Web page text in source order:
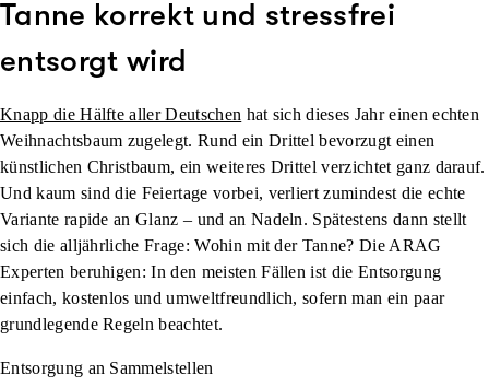
Tanne korrekt und stressfrei
entsorgt wird
Knapp die Hälfte aller Deutschen hat sich dieses Jahr einen echten
Weihnachtsbaum zugelegt. Rund ein Drittel bevorzugt einen
künstlichen Christbaum, ein weiteres Drittel verzichtet ganz darauf.
Und kaum sind die Feiertage vorbei, verliert zumindest die echte
Variante rapide an Glanz – und an Nadeln. Spätestens dann stellt
sich die alljährliche Frage: Wohin mit der Tanne? Die ARAG
Experten beruhigen: In den meisten Fällen ist die Entsorgung
einfach, kostenlos und umweltfreundlich, sofern man ein paar
grundlegende Regeln beachtet.
Entsorgung an Sammelstellen